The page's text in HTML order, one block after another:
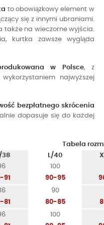
to obowiązkowy element w
się z innymi ubraniami.
także na wieczorne wyjścia.
kurtka zawsze wygląda
w Polsce, z
najwyższej
bezpłatnego skrócenia
dopasuje się do każdej
Tabela
38 L/40
100
91 90-95
90
81 80-85
100